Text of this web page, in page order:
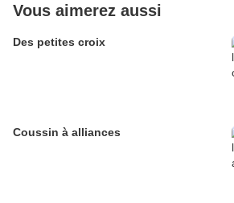
Vous aimerez aussi
Des petites croix
Coussin à alliances